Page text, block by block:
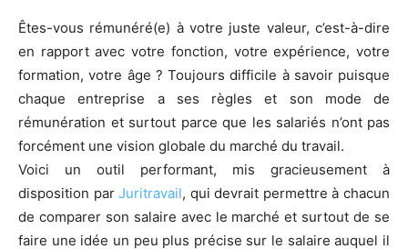
Êtes-vous rémunéré(e) à votre juste valeur, c’est-à-dire
en rapport avec votre fonction, votre expérience, votre
formation, votre âge ? Toujours difficile à savoir puisque
chaque entreprise a ses règles et son mode de
rémunération et surtout parce que les salariés n’ont pas
forcément une vision globale du marché du travail.
Voici un outil performant, mis gracieusement à
disposition parJuritravail, qui devrait permettre à chacun
de comparer son salaire avec le marché et surtout de se
faire une idée un peu plus précise sur le salaire auquel il